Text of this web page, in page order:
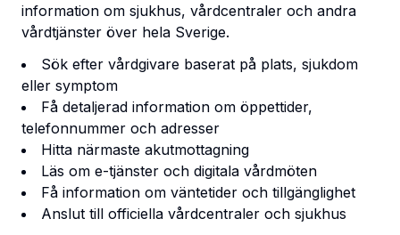
information om sjukhus, vårdcentraler och andra
vårdtjänster över hela Sverige.
Sök efter vårdgivare baserat på plats, sjukdom
eller symptom
Få detaljerad information om öppettider,
telefonnummer och adresser
Hitta närmaste akutmottagning
Läs om e-tjänster och digitala vårdmöten
Få information om väntetider och tillgänglighet
Anslut till officiella vårdcentraler och sjukhus